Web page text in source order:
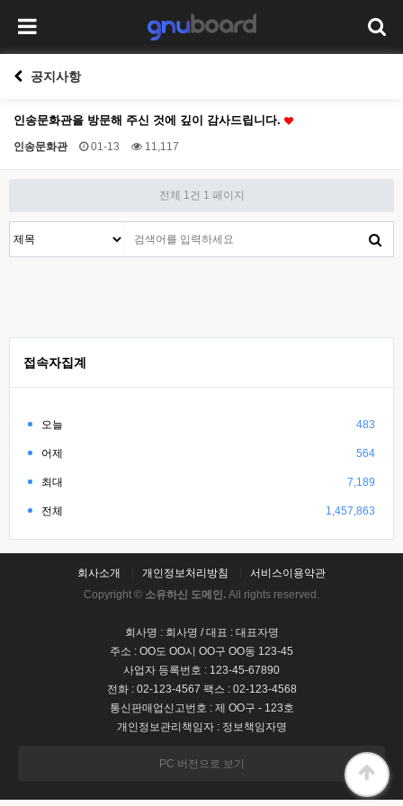
공지사항
인송문화관을 방문해 주신 것에 깊이 감사드립니다.
인송문화관 01-13 11,117
전체 1건 1 페이지
접속자집계
오늘 483
어제 564
최대 7,189
전체 1,457,863
회사소개 개인정보처리방침
서비스이용약관
Copyright © 소유하신 도메인. All rights reserved.
회사명 : 회사명 / 대표 : 대표자명
주소 : OO도 OO시 OO구 OO동 123-45
사업자 등록번호 : 123-45-67890
전화 : 02-123-4567 팩스 : 02-123-4568
통신판매업신고번호 : 제 OO구 - 123호
개인정보관리책임자 : 정보책임자명
PC 버전으로 보기